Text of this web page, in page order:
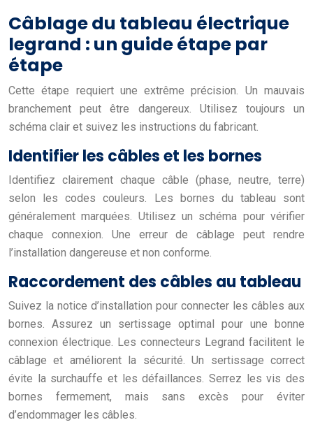
Câblage du tableau électrique
legrand : un guide étape par
étape
Cette étape requiert une extrême précision. Un mauvais
branchement peut être dangereux. Utilisez toujours un
schéma clair et suivez les instructions du fabricant.
Identifier les câbles et les bornes
Identifiez clairement chaque câble (phase, neutre, terre)
selon les codes couleurs. Les bornes du tableau sont
généralement marquées. Utilisez un schéma pour vérifier
chaque connexion. Une erreur de câblage peut rendre
l’installation dangereuse et non conforme.
Raccordement des câbles au tableau
Suivez la notice d’installation pour connecter les câbles aux
bornes. Assurez un sertissage optimal pour une bonne
connexion électrique. Les connecteurs Legrand facilitent le
câblage et améliorent la sécurité. Un sertissage correct
évite la surchauffe et les défaillances. Serrez les vis des
bornes fermement, mais sans excès pour éviter
d’endommager les câbles.